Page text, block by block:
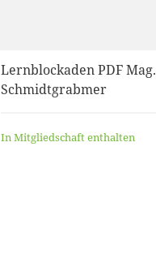
Lernblockaden PDF
Schmidtgrabmer
In Mitgliedschaft enthalten